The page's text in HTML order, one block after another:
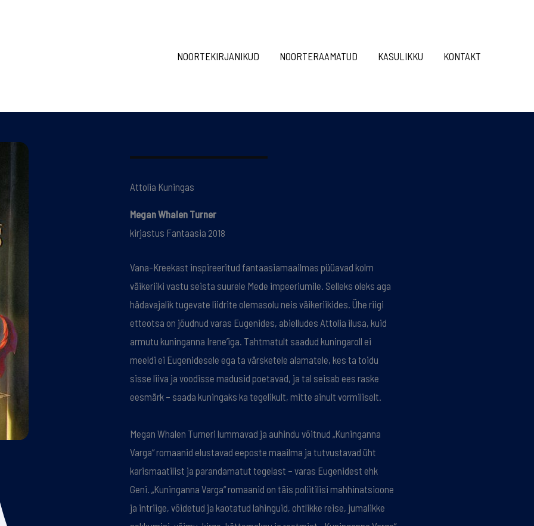
NOORTEKIRJANIKUD
NOORTERAAMATUD KASULIKKU KONTAKT
Attolia Kuningas
Megan Whalen Turner
kirjastus Fantaasia 2018
Vana-Kreekast inspireeritud fantaasiamaailmas püüavad kolm
väikeriiki vastu seista suurele Mede impeeriumile. Selleks oleks aga
hädavajalik tugevate liidrite olemasolu neis väikeriikides. Ühe riigi
etteotsa on jõudnud varas Eugenides, abielludes Attolia ilusa, kuid
armutu kuninganna Irene’iga. Tahtmatult saadud kuningaroll ei
meeldi ei Eugenidesele ega ta värsketele alamatele, kes ta toidu
sisse liiva ja voodisse madusid poetavad, ja tal seisab ees raske
eesmärk – saada kuningaks ka tegelikult, mitte ainult vormiliselt.
Megan Whalen Turneri lummavad ja auhindu võitnud „Kuninganna
Varga“ romaanid elustavad eeposte maailma ja tutvustavad üht
karismaatilist ja parandamatut tegelast – varas Eugenidest ehk
Geni. „Kuninganna Varga“ romaanid on täis poliitilisi mahhinatsioone
ja intriige, võidetud ja kaotatud lahinguid, ohtlikke reise, jumalikke